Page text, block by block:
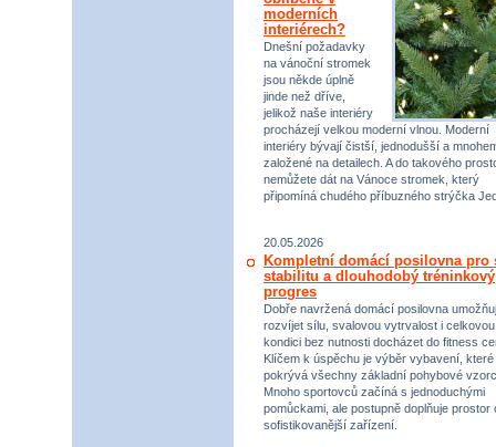
moderních
interiérech?
Dnešní požadavky
na vánoční stromek
jsou někde úplně
jinde než dříve,
jelikož naše interiéry
procházejí velkou moderní vlnou. Moderní
interiéry bývají čistší, jednodušší a
založené na detailech. A do takového
nemůžete dát na Vánoce stromek, který
připomíná chudého příbuzného strýčka
20.05.2026
Kompletní domácí posilovna pro
stabilitu a dlouhodobý tréninkový
progres
Dobře navržená domácí posilovna
rozvíjet sílu, svalovou vytrvalost i celkovou
kondici bez nutnosti docházet do fitness
Klíčem k úspěchu je výběr vybavení, které
pokrývá všechny základní pohybové
Mnoho sportovců začíná s jednoduchými
pomůckami, ale postupně doplňuje prostor
sofistikovanější zařízení.